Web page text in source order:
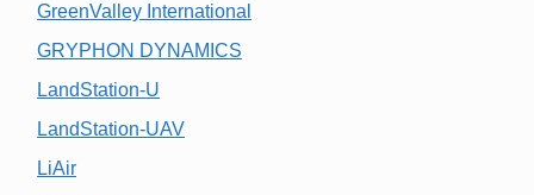
GreenValley International
GRYPHON DYNAMICS
LandStation-U
LandStation-UAV
LiAir